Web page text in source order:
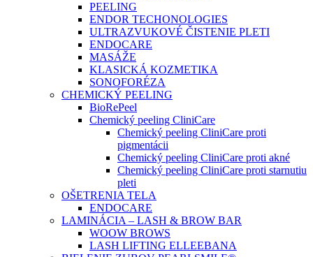
PEELING
ENDOR TECHONOLOGIES
ULTRAZVUKOVÉ ČISTENIE PLETI
ENDOCARE
MASÁŽE
KLASICKÁ KOZMETIKA
SONOFORÉZA
CHEMICKÝ PEELING
BioRePeel
Chemický peeling CliniCare
Chemický peeling CliniCare proti
pigmentácii
Chemický peeling CliniCare proti akné
Chemický peeling CliniCare proti starnutiu
pleti
OŠETRENIA TELA
ENDOCARE
LAMINÁCIA – LASH & BROW BAR
WOOW BROWS
LASH LIFTING ELLEEBANA